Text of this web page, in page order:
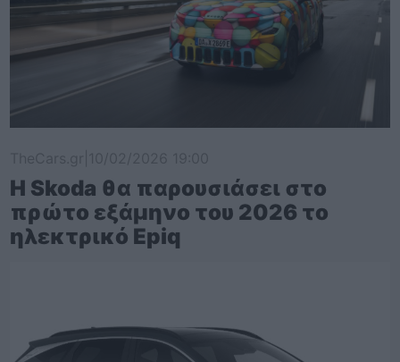
Η Skoda θα παρουσιάσει στο
πρώτο εξάμηνο του 2026 το
ηλεκτρικό Epiq